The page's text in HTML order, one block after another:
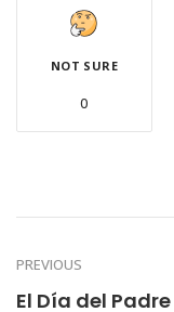
NOT SURE
0
PREVIOUS
El Día del Padre